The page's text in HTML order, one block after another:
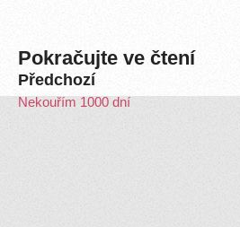
Pokračujte ve čtení
Předchozí
Nekouřím 1000 dní